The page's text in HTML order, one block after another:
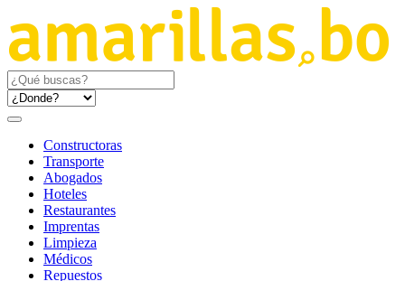
Constructoras
Transporte
Abogados
Hoteles
Restaurantes
Imprentas
Limpieza
Médicos
Repuestos